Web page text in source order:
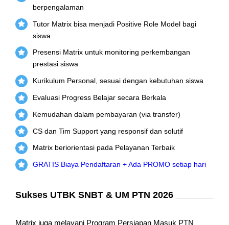
berpengalaman
Tutor Matrix bisa menjadi Positive Role Model bagi
siswa
Presensi Matrix untuk monitoring perkembangan
prestasi siswa
Kurikulum Personal, sesuai dengan kebutuhan siswa
Evaluasi Progress Belajar secara Berkala
Kemudahan dalam pembayaran (via transfer)
CS dan Tim Support yang responsif dan solutif
Matrix beriorientasi pada Pelayanan Terbaik
GRATIS Biaya Pendaftaran + Ada PROMO setiap hari
Sukses UTBK SNBT & UM PTN 2026
Matrix juga melayani Program Persiapan Masuk PTN